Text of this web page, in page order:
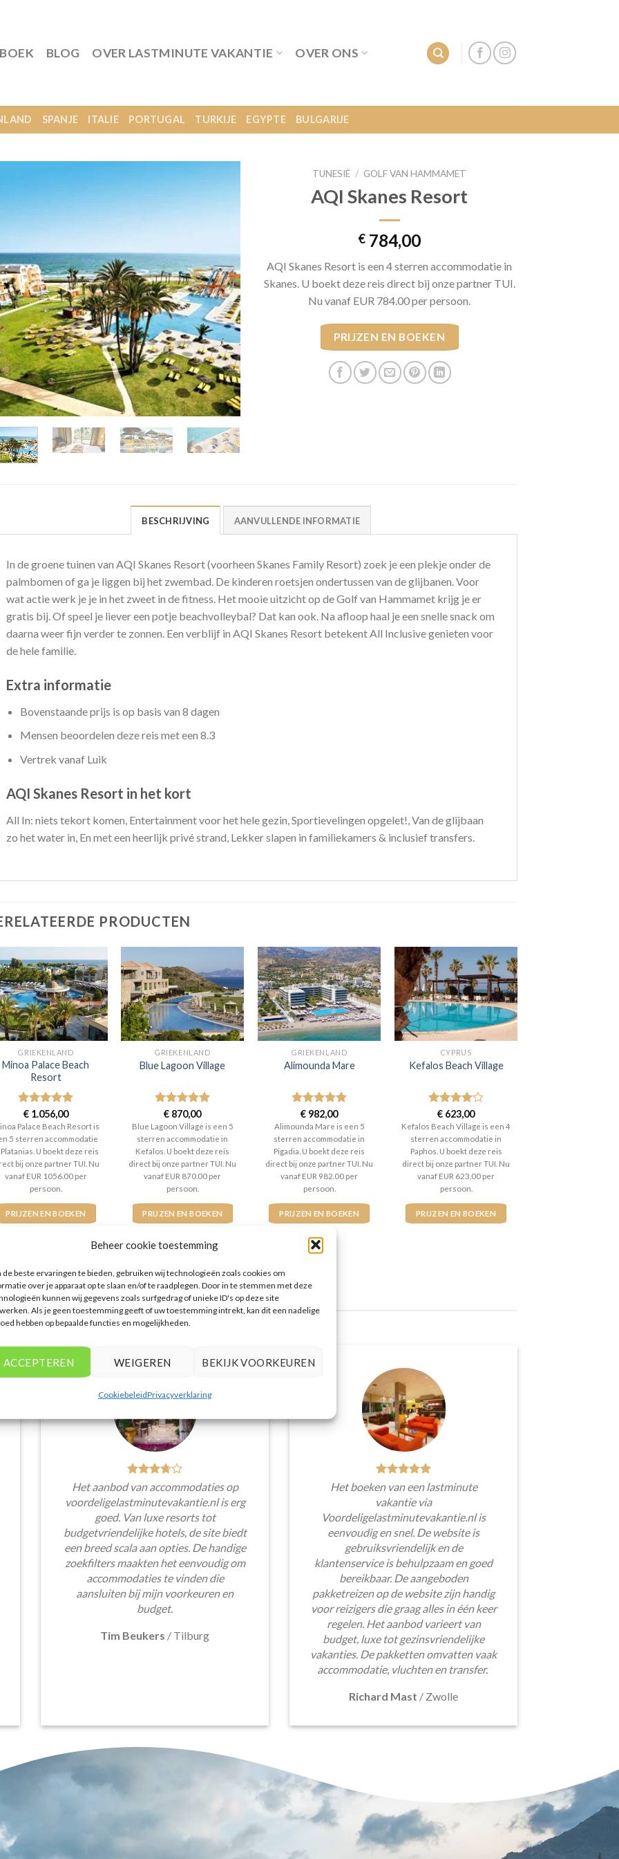
Beheer cookie toestemming
de beste ervaringen te bieden, gebruiken wij technologieën zoals cookies om
over je apparaat op te slaan en/of te raadplegen. Door in te stemmen met deze
kunnen wij gegevens zoals surfgedrag of unieke ID's op deze site
Als je geen toestemming geeft of uw toestemming intrekt, kan dit een nadelige
hebben op bepaalde functies en mogelijkheden.
ACCEPTEREN WEIGEREN BEKIJK VOORKEUREN
CookiebeleidPrivacyverklaring
BLOG OVER LASTMINUTE VAKANTIE OVER ONS
SPANJE ITALIE PORTUGAL TURKIJE EGYPTE BULGARIJE
TUNESIË / GOLF VAN HAMMAMET
AQI Skanes Resort
€ 784,00
AQI Skanes Resort is een 4 sterren accommodatie in
Skanes. U boekt deze reis direct bij onze partner TUI.
Nu vanaf EUR 784.00 per persoon.
PRIJZEN EN BOEKEN
BESCHRIJVING AANVULLENDE INFORMATIE
In de groene tuinen van AQI Skanes Resort (voorheen Skanes Family Resort) zoek je een plekje onder de
palmbomen of ga je liggen bij het zwembad. De kinderen roetsjen ondertussen van de glijbanen. Voor
wat actie werk je je in het zweet in de fitness. Het mooie uitzicht op de Golf van Hammamet krijg je er
gratis bij. Of speel je liever een potje beachvolleybal? Dat kan ook. Na afloop haal je een snelle snack om
daarna weer fijn verder te zonnen. Een verblijf in AQI Skanes Resort betekent All Inclusive genieten voor
de hele familie.
Extra informatie
Bovenstaande prijs is op basis van 8 dagen
Mensen beoordelen deze reis met een 8.3
Vertrek vanaf Luik
AQI Skanes Resort in het kort
All In: niets tekort komen, Entertainment voor het hele gezin, Sportievelingen opgelet!, Van de glijbaan
zo het water in, En met een heerlijk privé strand, Lekker slapen in familiekamers & inclusief transfers.
PRODUCTEN
GRIEKENLAND
Minoa Palace Beach
Resort
Gewaardeerd
5uit 5
€1.056,00
Palace Beach Resort is
5 sterren accommodatie
U boekt deze reis
bij onze partner TUI. Nu
vanaf EUR 1056.00 per
persoon.
PRIJZEN EN BOEKEN
GRIEKENLAND
Blue Lagoon Village
Gewaardeerd
5uit 5
€ 870,00
Blue Lagoon Village is een 5
sterren accommodatie in
Kefalos. U boekt deze reis
direct bij onze partner TUI. Nu
vanaf EUR 870.00 per
persoon.
PRIJZEN EN BOEKEN
GRIEKENLAND
Alimounda Mare
Gewaardeerd
5uit 5
€ 982,00
Alimounda Mare is een 5
sterren accommodatie in
Pigadia. U boekt deze reis
direct bij onze partner TUI. Nu
vanaf EUR 982.00 per
persoon.
PRIJZEN EN BOEKEN
CYPRUS
Kefalos Beach Village
Gewaardeerd
4uit 5
€ 623,00
Kefalos Beach Village is een 4
sterren accommodatie in
Paphos. U boekt deze reis
direct bij onze partner TUI. Nu
vanaf EUR 623.00 per
persoon.
PRIJZEN EN BOEKEN
WAT ZE OVER ONS ZEGGEN
Het aanbod van accommodaties op
voordeligelastminutevakantie.nl is erg
goed. Van luxe resorts tot
budgetvriendelijke hotels, de site biedt
een breed scala aan opties. De handige
zoekfilters maakten het eenvoudig om
accommodaties te vinden die
aansluiten bij mijn voorkeuren en
budget.
Tim Beukers / Tilburg
Het boeken van een lastminute
vakantie via
Voordeligelastminutevakantie.nl is
eenvoudig en snel. De website is
gebruiksvriendelijk en de
klantenservice is behulpzaam en goed
bereikbaar. De aangeboden
pakketreizen op de website zijn handig
voor reizigers die graag alles in één keer
regelen. Het aanbod varieert van
budget, luxe tot gezinsvriendelijke
vakanties. De pakketten omvatten vaak
accommodatie, vluchten en transfer.
Richard Mast / Zwolle